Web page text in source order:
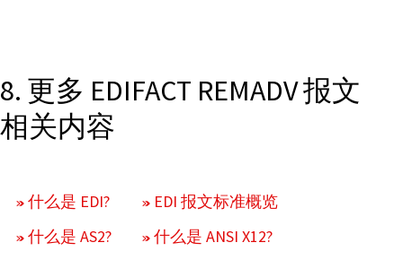
8. 更多 EDIFACT REMADV 报文
相关内容
什么是 EDI?
什么是 AS2?
EDI 报文标准概览
什么是 ANSI X12?